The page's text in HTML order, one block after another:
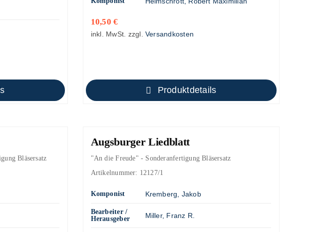
10,50€
inkl. MwSt. zzgl. Versandkosten
Produktdetails
Bläsersatz
Augsburger Liedblatt
"An die Freude" - Sonderanfertigung Bläsersatz
Artikelnummer: 12127/1
Komponist Kremberg, Jakob
Bearbeiter /
Herausgeber
Miller, Franz R.